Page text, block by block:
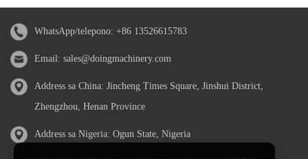
WhatsApp/telepono: +86 13526615783
Email: sales@doingmachinery.com
Address sa China: Jincheng Times Square, Jinshui District,
Zhengzhou, Henan Province
Address sa Nigeria: Ogun State, Nigeria